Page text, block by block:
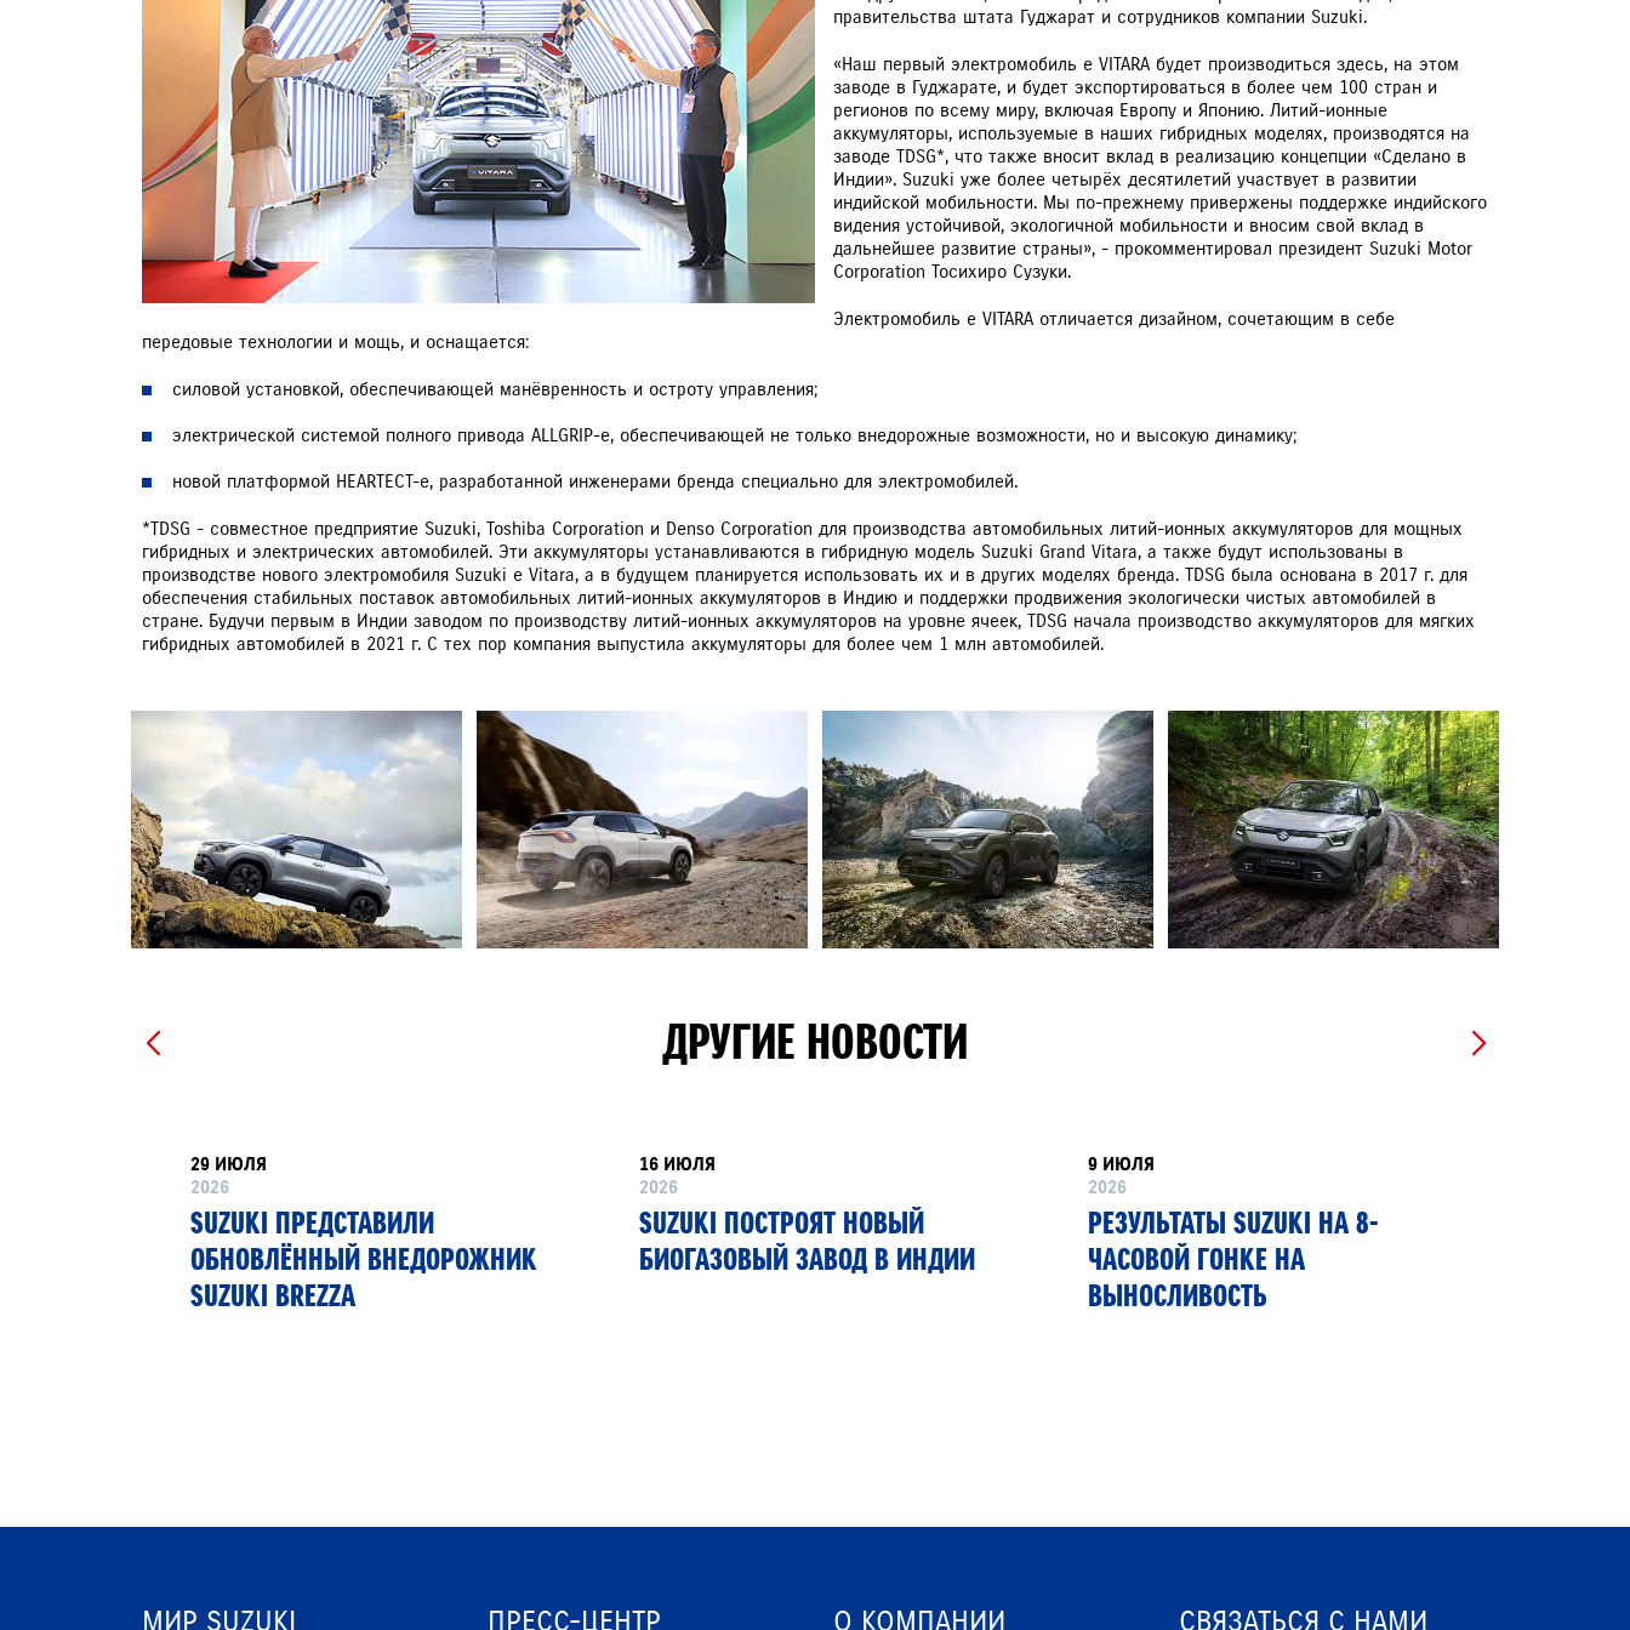
VITARA JIMNY
ТЕХНИЧЕСКОЕ ОБСЛУЖИВАНИЕ
ЗАПИСЬ НА ТО РАССЧИТАТЬ ТО СЕРВИСНЫЕ КАМПАНИИ
правительства штата Гуджарат и сотрудников компании Suzuki.
«Наш первый электромобиль e VITARA будет производиться здесь, на этом
заводе в Гуджарате, и будет экспортироваться в более чем 100 стран и
регионов по всему миру, включая Европу и Японию. Литий-ионные
аккумуляторы, используемые в наших гибридных моделях, производятся на
заводе TDSG*, что также вносит вклад в реализацию концепции «Сделано в
Индии». Suzuki уже более четырёх десятилетий участвует в развитии
индийской мобильности. Мы по-прежнему привержены поддержке индийского
видения устойчивой, экологичной мобильности и вносим свой вклад в
дальнейшее развитие страны», - прокомментировал президент Suzuki Motor
Corporation Тосихиро Сузуки.
Электромобиль e VITARA отличается дизайном, сочетающим в себе
передовые технологии и мощь, и оснащается:
силовой установкой, обеспечивающей манёвренность и остроту управления;
электрической системой полного привода ALLGRIP-e, обеспечивающей не только внедорожные возможности, но и высокую динамику;
новой платформой HEARTECT-e, разработанной инженерами бренда специально для электромобилей.
*TDSG - совместное предприятие Suzuki, Toshiba Corporation и Denso Corporation для производства автомобильных литий-ионных аккумуляторов для мощных
гибридных и электрических автомобилей. Эти аккумуляторы устанавливаются в гибридную модель Suzuki Grand Vitara, а также будут использованы в
производстве нового электромобиля Suzuki e Vitara, а в будущем планируется использовать их и в других моделях бренда. TDSG была основана в 2017 г. для
обеспечения стабильных поставок автомобильных литий-ионных аккумуляторов в Индию и поддержки продвижения экологически чистых автомобилей в
стране. Будучи первым в Индии заводом по производству литий-ионных аккумуляторов на уровне ячеек, TDSG начала производство аккумуляторов для мягких
гибридных автомобилей в 2021 г. С тех пор компания выпустила аккумуляторы для более чем 1 млн автомобилей.
ДРУГИЕ НОВОСТИ
29 ИЮЛЯ
2026
SUZUKI ПРЕДСТАВИЛИ
ОБНОВЛЁННЫЙ ВНЕДОРОЖНИК
SUZUKI BREZZA
16 ИЮЛЯ
2026
SUZUKI ПОСТРОЯТ НОВЫЙ
БИОГАЗОВЫЙ ЗАВОД В ИНДИИ
9 ИЮЛЯ
2026
РЕЗУЛЬТАТЫ SUZUKI НА 8-
ЧАСОВОЙ ГОНКЕ НА
ВЫНОСЛИВОСТЬ
МИР SUZUKI ПРЕСС-ЦЕНТР О КОМПАНИИ СВЯЗАТЬСЯ С НАМИ